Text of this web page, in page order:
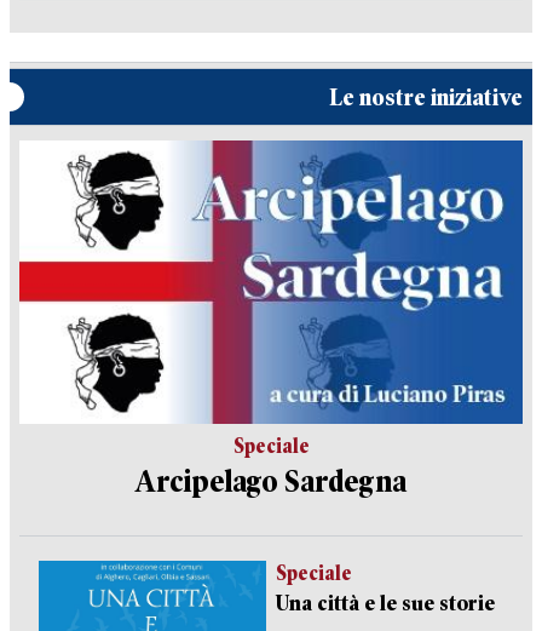
Le nostre iniziative
Speciale
Arcipelago Sardegna
Speciale
Una città e le sue storie